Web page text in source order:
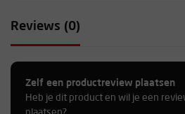
Reviews (0)
Zelf een productreview plaatsen
Heb je dit product en wil je een